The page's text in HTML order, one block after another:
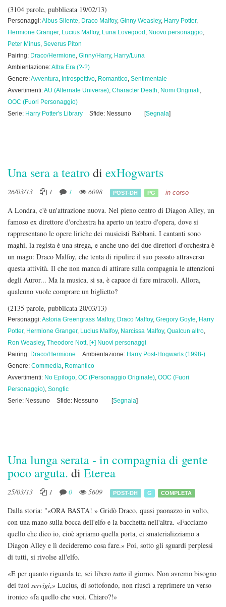
(3104 parole, pubblicata 19/02/13)
Personaggi:Albus Silente, Draco Malfoy, Ginny Weasley, Harry Potter,
Hermione Granger, Lucius Malfoy, Luna Lovegood , Nuovo personaggio,
Peter Minus, Severus Piton
Pairing: Draco/Hermione, Ginny/Harry, Harry/Luna
Ambientazione:Altra Era (?-?)
Genere:Avventura, Introspettivo, Romantico, Sentimentale
Avvertimenti:AU (Alternate Universe), Character Death, Nomi Originali,
OOC (Fuori Personaggio)
Serie: Harry Potter's Library Sfide: Nessuno [Segnala]
Una sera a teatrodi exHogwarts
26/03/13 1 1 6098 POST-DH PG in corso
A Londra, c'è un'attrazione nuova. Nel pieno centro di Diagon Alley, un
famoso ex direttore d'orchestra ha aperto un teatro d'opera, dove si
rappresentano le opere liriche dei musicisti Babbani. I cantanti sono
maghi, la regista è una strega, e anche uno dei due direttori d'orchestra è
un mago: Draco Malfoy, che tenta di ripulire il suo passato attraverso
questa attività. Il che non manca di attirare sulla compagnia le attenzioni
degli Auror... Ma la musica, si sa, è capace di fare miracoli. Allora,
qualcuno vuole comprare un biglietto?
(2135 parole, pubblicata 20/03/13)
Personaggi:Astoria Greengrass Malfoy, Draco Malfoy, Gregory Goyle, Harry
Potter, Hermione Granger, Lucius Malfoy, Narcissa Malfoy, Qualcun altro,
Ron Weasley, Theodore Nott, [+] Nuovi personaggi
Pairing: Draco/Hermione Ambientazione: Harry Post-Hogwarts (1998-)
Genere: Commedia, Romantico
Avvertimenti: No Epilogo, OC (Personaggio Originale), OOC (Fuori
Personaggio), Songfic
Serie: Nessuno
Sfide: Nessuno [Segnala]
Una lunga serata - in compagnia di gente
poco arguta. di Eterea
25/03/13 1 0 5609 POST-DH G COMPLETA
Dalla storia: "«ORA BASTA! » Gridò Draco, quasi paonazzo in volto,
con una mano sulla bocca dell'elfo e la bacchetta nell'altra. «Facciamo
quello che dico io, cioè apriamo quella porta, ci smaterializziamo a
Diagon Alley e lì decideremo cosa fare.» Poi, sotto gli sguardi perplessi
di tutti, si rivolse all'elfo.
«E per quanto riguarda te, sei libero tutto il giorno. Non avremo bisogno
dei tuoi servigi,» Lucius, di sottofondo, non riuscì a reprimere un verso
ironico «fa quello che vuoi. Chiaro?!»